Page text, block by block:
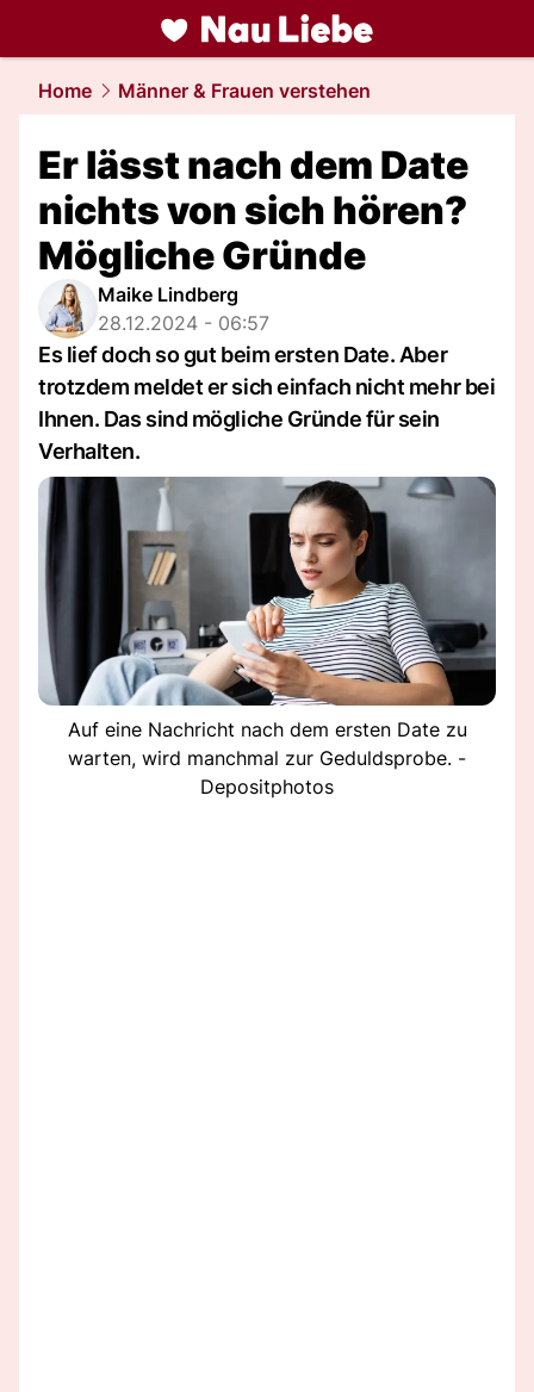
liebe.NAU.ch
Home Männer & Frauen verstehen
Er lässt nach dem Date
nichts von sich hören?
Mögliche Gründe
Maike Lindberg
28.12.2024 - 06:57
Es lief doch so gut beim ersten Date. Aber
trotzdem meldet er sich einfach nicht mehr bei
Ihnen. Das sind mögliche Gründe für sein
Verhalten.
Auf eine Nachricht nach dem ersten Date zu
warten, wird manchmal zur Geduldsprobe. -
Depositphotos